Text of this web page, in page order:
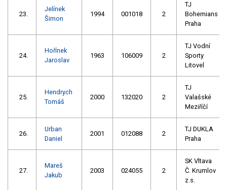
23.
Jelínek
Šimon
1994 001018 2
TJ
Bohemians
Praha
24.
Hořínek
Jaroslav
1963 106009 2
TJ Vodní
Sporty
Litovel
25.
Hendrych
Tomáš
2000 132020 2
TJ
Valašské
Meziříčí
26.
Urban
Daniel
2001 012088 2
TJ DUKLA
Praha
27.
Mareš
Jakub
2003 024055 2
SK Vltava
Č. Krumlov
z.s.